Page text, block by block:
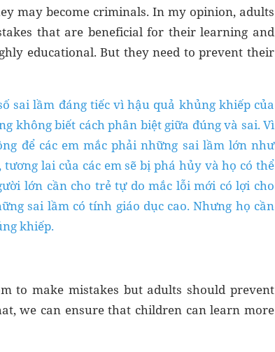
may become criminals. In my opinion, adults
that are beneficial for their learning and
educational. But they need to prevent their
sai lầm đáng tiếc vì hậu quả khủng khiếp của
không biết cách phân biệt giữa đúng và sai. Vì
để các em mắc phải những sai lầm lớn như
lai của các em sẽ bị phá hủy và họ có thể
lớn cần cho trẻ tự do mắc lỗi mới có lợi cho
sai lầm có tính giáo dục cao. Nhưng họ cần
khiếp.
to make mistakes but adults should prevent
we can ensure that children can learn more